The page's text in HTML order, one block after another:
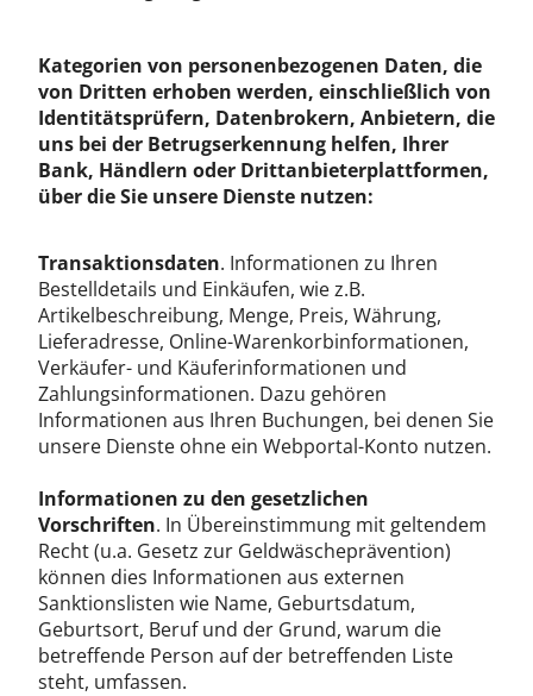
Kategorien von personenbezogenen Daten, die
von Dritten erhoben werden, einschließlich von
Identitätsprüfern, Datenbrokern, Anbietern, die
uns bei der Betrugserkennung helfen, Ihrer
Bank, Händlern oder Drittanbieterplattformen,
über die Sie unsere Dienste nutzen:
Transaktionsdaten. Informationen zu Ihren
Bestelldetails und Einkäufen, wie z.B.
Artikelbeschreibung, Menge, Preis, Währung,
Lieferadresse, Online-Warenkorbinformationen,
Verkäufer- und Käuferinformationen und
Zahlungsinformationen. Dazu gehören
Informationen aus Ihren Buchungen, bei denen Sie
unsere Dienste ohne ein Webportal-Konto nutzen.
Informationen zu den gesetzlichen
Vorschriften. In Übereinstimmung mit geltendem
Recht (u.a. Gesetz zur Geldwäscheprävention)
können dies Informationen aus externen
Sanktionslisten wie Name, Geburtsdatum,
Geburtsort, Beruf und der Grund, warum die
betreffende Person auf der betreffenden Liste
steht, umfassen.